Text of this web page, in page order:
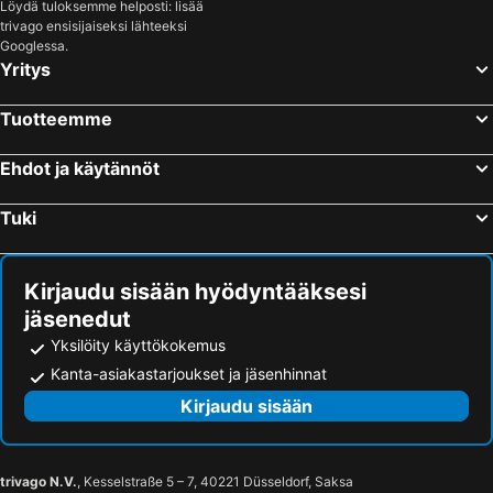
Hotel Garnì Al Poggio
Piccolo Hotel Direkt am See
Mestre, Veneto Hotellit
Peschiera del Garda, Veneto Hotellit
Firenze, Toscana Hotellit
Bologna, Emilia-Romagna Hotellit
Sorrento, Campania Hotellit
Löydä tuloksemme helposti: lisää
trivago ensisijaiseksi lähteeksi
Googlessa.
Yritys
Tuotteemme
Ehdot ja käytännöt
Tuki
Kirjaudu sisään hyödyntääksesi
jäsenedut
Yksilöity käyttökokemus
Kanta-asiakastarjoukset ja jäsenhinnat
Kirjaudu sisään
trivago N.V., Kesselstraße 5 – 7, 40221 Düsseldorf, Saksa